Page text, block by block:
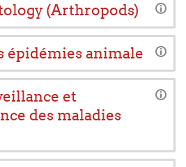
(Arthropods)
épidémies animale
et
des maladies